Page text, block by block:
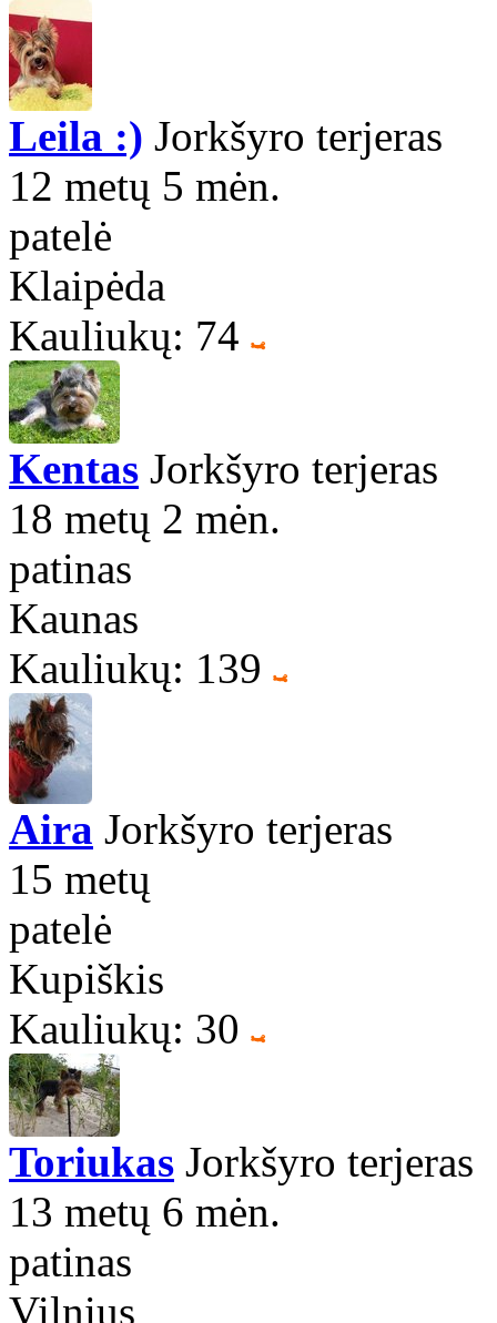
Leila :) Jorkšyro terjeras
12 metų 5 mėn.
patelė
Klaipėda
Kauliukų: 74
Kentas Jorkšyro terjeras
18 metų 2 mėn.
patinas
Kaunas
Kauliukų: 139
Aira Jorkšyro terjeras
15 metų
patelė
Kupiškis
Kauliukų: 30
Toriukas Jorkšyro terjeras
13 metų 6 mėn.
patinas
Vilnius